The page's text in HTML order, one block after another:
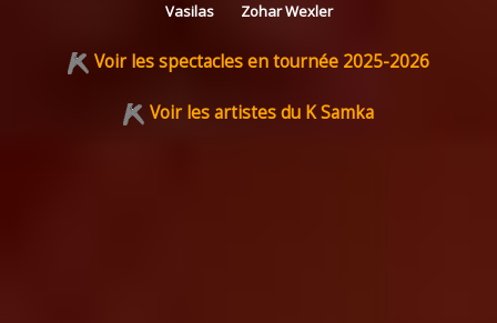
Vasilas
Zohar Wexler
Voir les spectacles en tournée 2025-2026
Voir les artistes du K Samka